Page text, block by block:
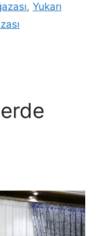
, Yukarı